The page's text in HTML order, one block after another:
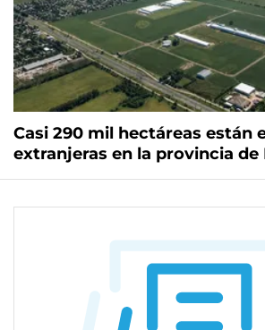
Casi 290 mil hectáreas están
extranjeras en la provincia de